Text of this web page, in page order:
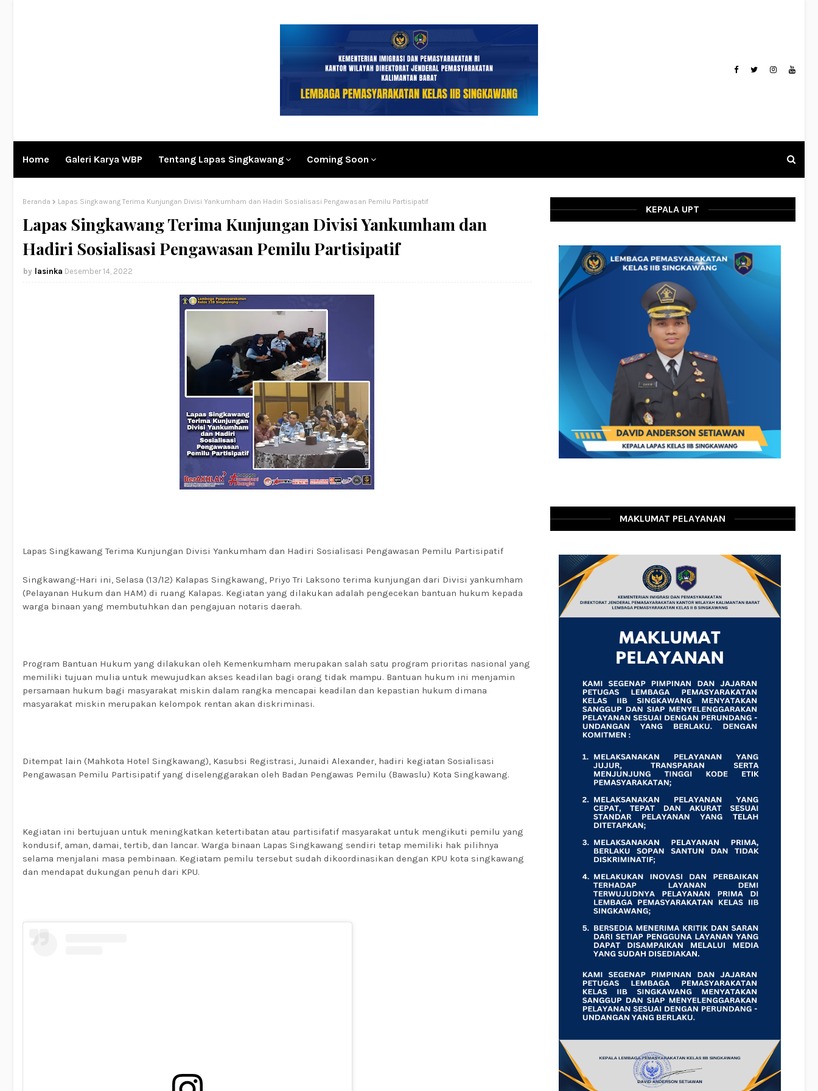
Home Galeri Karya WBP Tentang Lapas Singkawang Coming Soon
Beranda Lapas Singkawang Terima Kunjungan Divisi Yankumham dan Hadiri Sosialisasi Pengawasan Pemilu Partisipatif
Lapas Singkawang Terima Kunjungan Divisi Yankumham dan
Hadiri Sosialisasi Pengawasan Pemilu Partisipatif
lasinka Desember 14, 2022
Lapas Singkawang Terima Kunjungan Divisi Yankumham dan Hadiri Sosialisasi Pengawasan Pemilu Partisipatif
Singkawang-Hari ini, Selasa (13/12) Kalapas Singkawang, Priyo Tri Laksono terima kunjungan dari Divisi yankumham
(Pelayanan Hukum dan HAM) di ruang Kalapas. Kegiatan yang dilakukan adalah pengecekan bantuan hukum kepada
warga binaan yang membutuhkan dan pengajuan notaris daerah.
Program Bantuan Hukum yang dilakukan oleh Kemenkumham merupakan salah satu program prioritas nasional yang
memiliki tujuan mulia untuk mewujudkan akses keadilan bagi orang tidak mampu. Bantuan hukum ini menjamin
persamaan hukum bagi masyarakat miskin dalam rangka mencapai keadilan dan kepastian hukum dimana
masyarakat miskin merupakan kelompok rentan akan diskriminasi.
Ditempat lain (Mahkota Hotel Singkawang), Kasubsi Registrasi, Junaidi Alexander, hadiri kegiatan Sosialisasi
Pengawasan Pemilu Partisipatif yang diselenggarakan oleh Badan Pengawas Pemilu (Bawaslu) Kota Singkawang.
Kegiatan ini bertujuan untuk meningkatkan ketertibatan atau partisifatif masyarakat untuk mengikuti pemilu yang
kondusif, aman, damai, tertib, dan lancar. Warga binaan Lapas Singkawang sendiri tetap memiliki hak pilihnya
selama menjalani masa pembinaan. Kegiatam pemilu tersebut sudah dikoordinasikan dengan KPU kota singkawang
dan mendapat dukungan penuh dari KPU.
KEPALA UPT
MAKLUMAT PELAYANAN